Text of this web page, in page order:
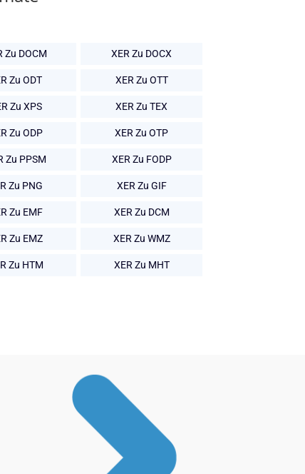
Zu DOCM XER Zu DOCX
Zu ODT XER Zu OTT
Zu XPS XER Zu TEX
Zu ODP XER Zu OTP
Zu PPSM XER Zu FODP
Zu PNG XER Zu GIF
Zu EMF XER Zu DCM
Zu EMZ XER Zu WMZ
Zu HTM XER Zu MHT